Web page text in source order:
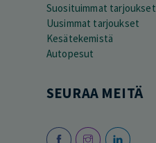
Suosituimmat tarjoukset
Uusimmat tarjoukset
Kesätekemistä
Autopesut
SEURAA MEITÄ